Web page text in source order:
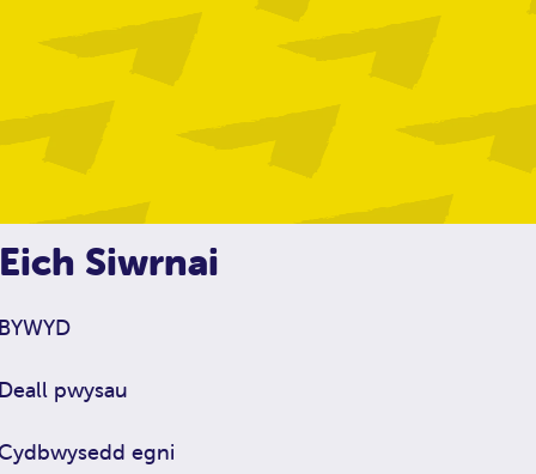
Eich Siwrnai
pwysau
egni